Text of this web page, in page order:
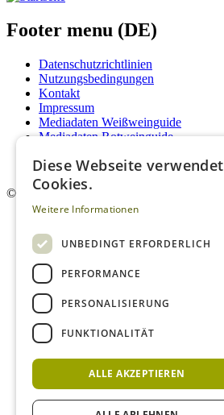
Footer menu (DE)
Datenschutzrichtlinien
Nutzungsbedingungen
Kontakt
Impressum
Mediadaten Weißweinguide
Mediadaten Rotweinguide
Newsletter
© 2026. Alle Rechte vorbehalten.
Diese Webseite verwendet
Cookies.
Weitere Informationen
UNBEDINGT ERFORDERLICH
PERFORMANCE
PERSONALISIERUNG
FUNKTIONALITÄT
ALLE AKZEPTIEREN